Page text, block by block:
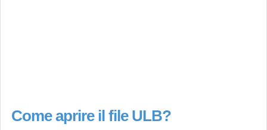
Come aprire il file ULB?